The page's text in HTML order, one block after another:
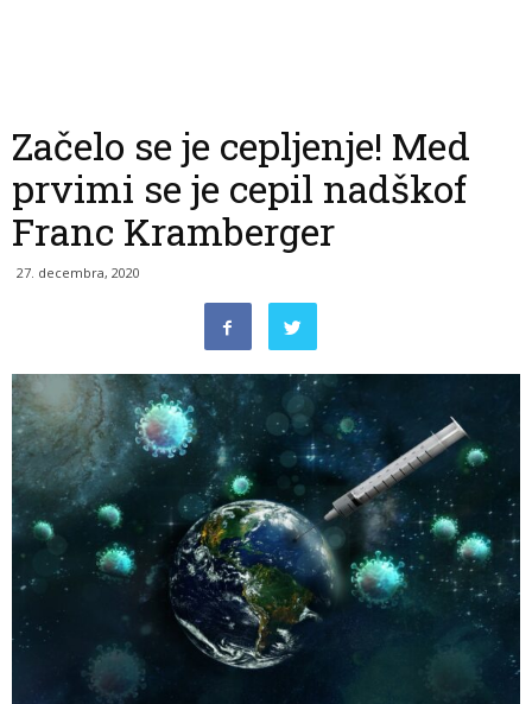
Začelo se je cepljenje! Med
prvimi se je cepil nadškof
Franc Kramberger
27. decembra, 2020